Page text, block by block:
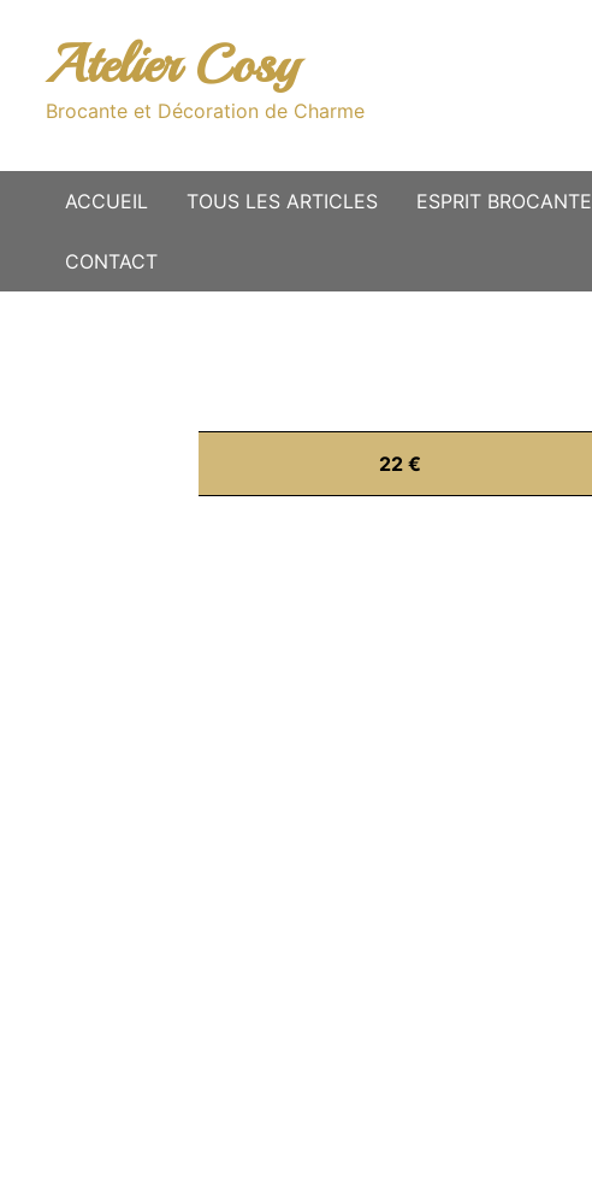
contenuAtelier Cosy
Brocante et Décoration de Charme
ACCUEIL TOUS LES ARTICLES ESPRIT BROCANTE
CONTACT
22 €